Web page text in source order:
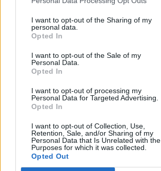
I want to opt-out of the Sharing of my
personal data.
Opted In
I want to opt-out of the Sale of my
Personal Data.
Opted In
I want to opt-out of processing my
Personal Data for Targeted Advertising.
Opted In
I want to opt-out of Collection, Use,
Retention, Sale, and/or Sharing of my
Personal Data that Is Unrelated with the
Purposes for which it was collected.
Opted Out
116,40 € s DPH 89,90 €
129,00 €s DPH 159,00 €
149,00 € s DPH